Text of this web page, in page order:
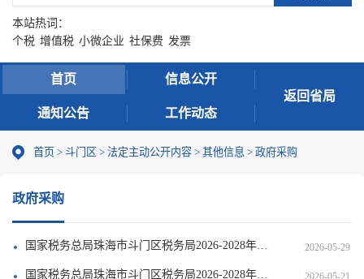
本站热词：
个税 增值税 小微企业 社保费 发票
首页 信息公开
通知公告 工作动态
返回省局
首页 > 斗门区 > 法定主动公开内容 > 其他信息 > 政府采购
政府采购
国家税务总局珠海市斗门区税务局2026-2028年度物业管理服务采购项目合同书 2026-05-29
国家税务总局珠海市斗门区税务局2026-2028年度物业管理服务采购项目中标公告